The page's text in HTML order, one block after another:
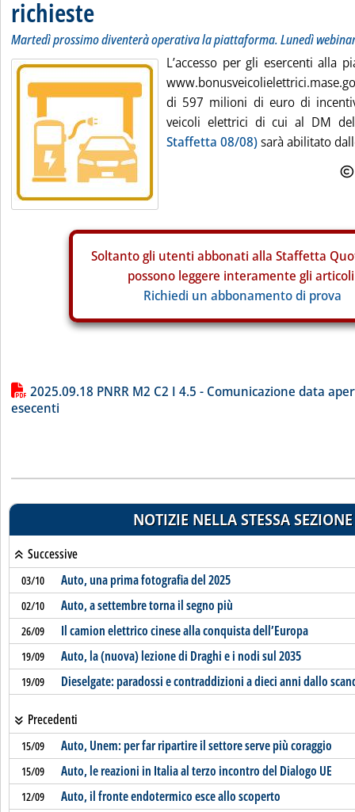
richieste
Martedì prossimo diventerà operativa la piattaforma. Lunedì
L’accesso per gli esercenti alla
di 597 milioni di euro di
veicoli elettrici di cui al DM
Staffetta 08/08)sarà abilitato
Soltanto gli utenti abbonati alla Staffetta
possono leggere interamente gli
Richiedi un abbonamento di prova
Lista allegati PDF alla notizia
2025.09.18 PNRR M2 C2 I 4.5 - Comunicazione data
esecenti
NOTIZIE NELLA STESSA SEZIONE
Successive
03/10 Auto, una prima fotografia del 2025
02/10 Auto, a settembre torna il segno più
26/09 Il camion elettrico cinese alla conquista dell’Europa
19/09 Auto, la (nuova) lezione di Draghi e i nodi sul 2035
19/09 Dieselgate: paradossi e contraddizioni a dieci anni dallo
Precedenti
15/09 Auto, Unem: per far ripartire il settore serve più coraggio
15/09 Auto, le reazioni in Italia al terzo incontro del Dialogo UE
12/09 Auto, il fronte endotermico esce allo scoperto